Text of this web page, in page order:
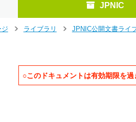
JPNIC
ジ
ライブラリ
JPNIC公開文書ライ
○このドキュメントは有効期限を